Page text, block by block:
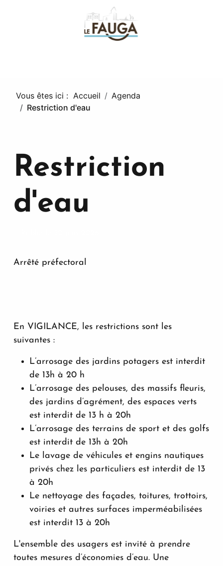
Vous êtes ici : Accueil
Agenda
Restriction d'eau
Restriction
d'eau
Arrêté préfectoral
En VIGILANCE, les restrictions sont les
suivantes :
L’arrosage des jardins potagers est interdit
de 13h à 20 h
L’arrosage des pelouses, des massifs fleuris,
des jardins d’agrément, des espaces verts
est interdit de 13 h à 20h
L’arrosage des terrains de sport et des golfs
est interdit de 13h à 20h
Le lavage de véhicules et engins nautiques
privés chez les particuliers est interdit de 13
à 20h
Le nettoyage des façades, toitures, trottoirs,
voiries et autres surfaces imperméabilisées
est interdit 13 à 20h
L'ensemble des usagers est invité à prendre
toutes mesures d’économies d’eau. Une